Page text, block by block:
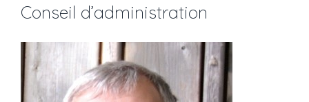
Conseil d’administration